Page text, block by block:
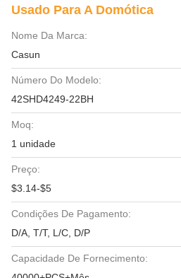
Usado Para A Domótica
Nome Da Marca:
Casun
Número Do Modelo:
42SHD4249-22BH
Moq:
1 unidade
Preço:
$3.14-$5
Condições De Pagamento:
D/A, T/T, L/C, D/P
Capacidade De Fornecimento: